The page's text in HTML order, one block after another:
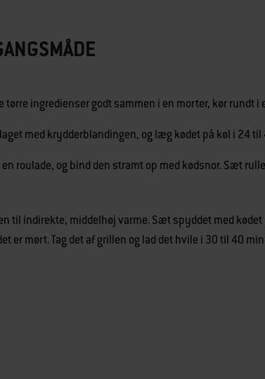
tørre ingredienser godt sammen i en morter, kør rundt i
med krydderblandingen, og læg kødet på køl i 24 til
roulade, og bind den stramt op med kødsnor. Sæt
til indirekte, middelhøj varme. Sæt spyddet med
er mørt. Tag det af grillen og lad det hvile i 30 til 40